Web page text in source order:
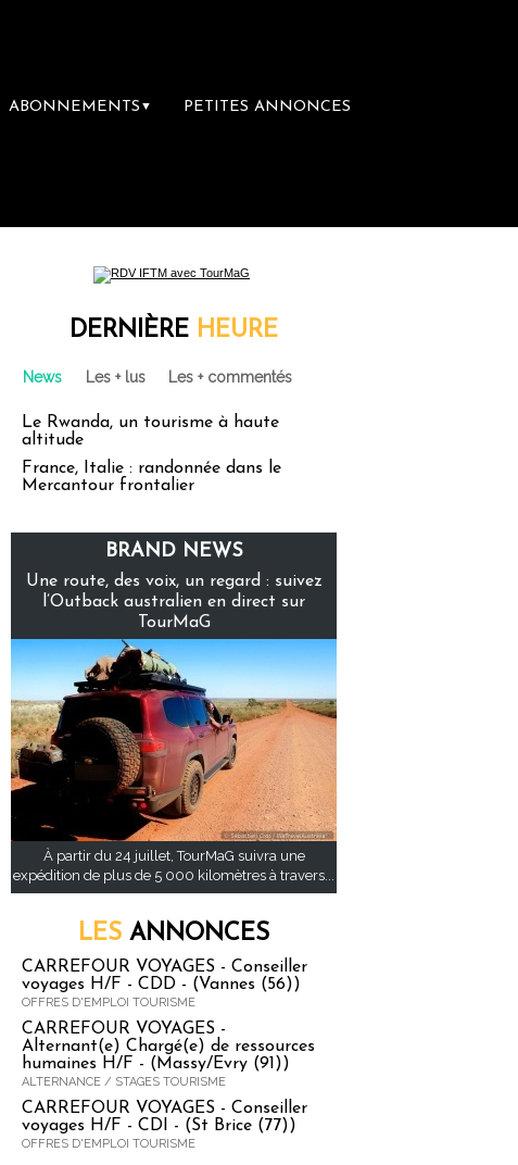
ABONNEMENTS ▼ PETITES ANNONCES
DERNIÈRE HEURE
News Les + lus Les + commentés
Le Rwanda, un tourisme à haute
altitude
France, Italie : randonnée dans le
Mercantour frontalier
BRAND NEWS
Une route, des voix, un regard : suivez
l’Outback australien en direct sur
TourMaG
À partir du 24 juillet, TourMaG suivra une
expédition de plus de 5 000 kilomètres à travers...
LES ANNONCES
CARREFOUR VOYAGES - Conseiller
voyages H/F - CDD - (Vannes (56))
OFFRES D'EMPLOI TOURISME
CARREFOUR VOYAGES -
Alternant(e) Chargé(e) de ressources
humaines H/F - (Massy/Evry (91))
ALTERNANCE / STAGES TOURISME
CARREFOUR VOYAGES - Conseiller
voyages H/F - CDI - (St Brice (77))
OFFRES D'EMPLOI TOURISME